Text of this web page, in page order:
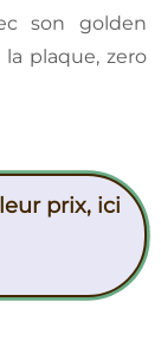
son golden
plaque, zero
prix, ici